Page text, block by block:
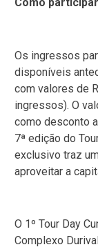
Os ingressos
disponíveis
com valores de
ingressos). O
como desconto
7ª edição do
exclusivo traz
aproveitar a
O 1º Tour Day
Complexo